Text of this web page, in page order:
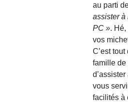
au parti
assister à
PC
.
vos
C’est
famille de
vous
facilités à